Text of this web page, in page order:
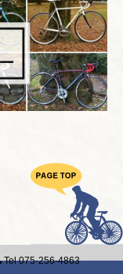
Tel 075-256-4863